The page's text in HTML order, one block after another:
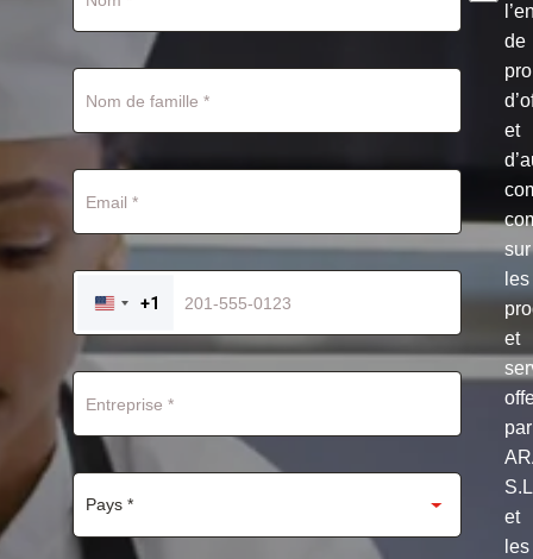
UNITED
STATES
+1
+1
de
et
sur
les
et
par
et
les